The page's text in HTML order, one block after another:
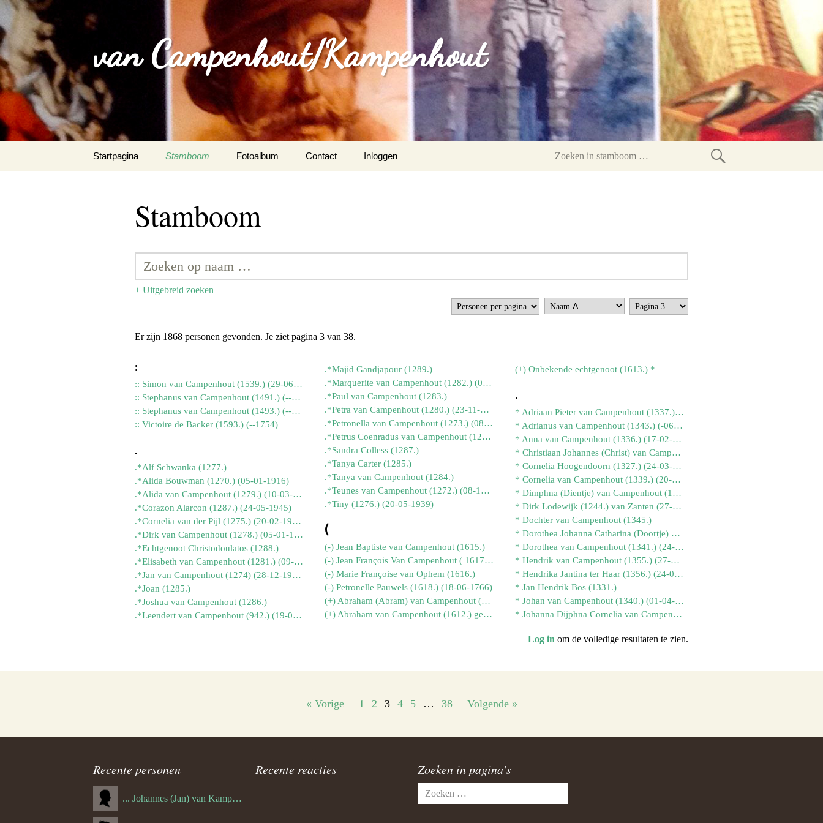
van Campenhout/Kampenhout
naar
Startpagina Stamboom Fotoalbum Contact
Inloggen
Zoeken
Stamboom
+ Uitgebreid zoeken
Er zijn 1868 personen gevonden. Je ziet pagina 3 van 38.
:
:: Simon van Campenhout (1539.) (29-06-1765)
:: Stephanus van Campenhout (1491.) (--1560)
:: Stephanus van Campenhout (1493.) (--1592)
:: Victoire de Backer (1593.) (--1754)
.
.*Alf Schwanka (1277.)
.*Alida Bouwman (1270.) (05-01-1916)
.*Alida van Campenhout (1279.) (10-03-1962)
.*Corazon Alarcon (1287.) (24-05-1945)
.*Cornelia van der Pijl (1275.) (20-02-1941)
.*Dirk van Campenhout (1278.) (05-01-1961)
.*Echtgenoot Christodoulatos (1288.)
.*Elisabeth van Campenhout (1281.) (09-03-1972)
.*Jan van Campenhout (1274) (28-12-1949)
.*Joan (1285.)
.*Joshua van Campenhout (1286.)
.*Leendert van Campenhout (942.) (19-01-1908)
.*Majid Gandjapour (1289.)
.*Marquerite van Campenhout (1282.) (08-04-1977)
.*Paul van Campenhout (1283.)
.*Petra van Campenhout (1280.) (23-11-1964)
.*Petronella van Campenhout (1273.) (08-04-1939)
.*Petrus Coenradus van Campenhout (1271.) (03-07-1935)
.*Sandra Colless (1287.)
.*Tanya Carter (1285.)
.*Tanya van Campenhout (1284.)
.*Teunes van Campenhout (1272.) (08-12-1937)
.*Tiny (1276.) (20-05-1939)
(
(-) Jean Baptiste van Campenhout (1615.)
(-) Jean François Van Campenhout ( 1617.) (15-04-1738)
(-) Marie Françoise van Ophem (1616.)
(-) Petronelle Pauwels (1618.) (18-06-1766)
(+) Abraham (Abram) van Campenhout (1614.) (--1620)
(+) Abraham van Campenhout (1612.) geb 1600 (--1600)
(+) Onbekende echtgenoot (1613.) *
.
* Adriaan Pieter van Campenhout (1337.) (01-04-1931)
* Adrianus van Campenhout (1343.) (-06-1945)
* Anna van Campenhout (1336.) (17-02-1930)
* Christiaan Johannes (Christ) van Campenhout (1325.) (16-04-1914)
* Cornelia Hoogendoorn (1327.) (24-03-1908)
* Cornelia van Campenhout (1339.) (20-06-1935)
* Dimphna (Dientje) van Campenhout (1326.) (13-01-1916)
* Dirk Lodewijk (1244.) van Zanten (27-05-1924)
* Dochter van Campenhout (1345.)
* Dorothea Johanna Catharina (Doortje) van Campenhout (1322.) (05-06-1910)
* Dorothea van Campenhout (1341.) (24-05-1939)
* Hendrik van Campenhout (1355.) (27-10-1918)
* Hendrika Jantina ter Haar (1356.) (24-04-1924)
* Jan Hendrik Bos (1331.)
* Johan van Campenhout (1340.) (01-04-1937)
* Johanna Dijphna Cornelia van Campenhout (1323.) (20-07-1911)
Log in om de volledige resultaten te zien.
« Vorige 1 2 3 4 5 … 38 Volgende »
Recente personen
... Johannes (Jan) van Kampenhout (1311.)
Recente reacties Zoeken in pagina’s
Zoeken
naar: